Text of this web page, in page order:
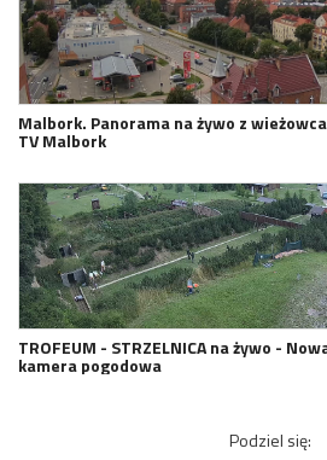
Malbork. Panorama na żywo z
TV Malbork
TROFEUM - STRZELNICA na żywo -
kamera pogodowa
Podziel się: